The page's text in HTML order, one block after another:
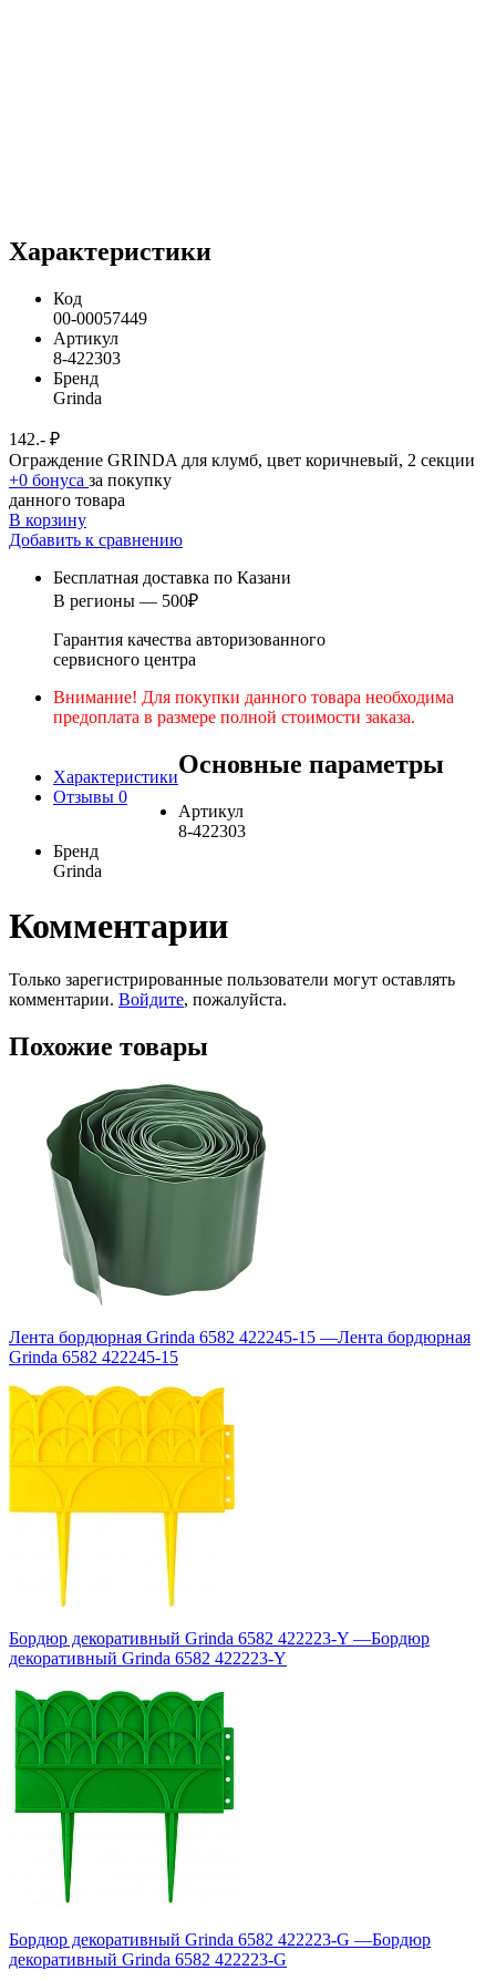
Характеристики
Код
00-00057449
Артикул
8-422303
Бренд
Grinda
142.- ₽
Ограждение GRINDA для клумб, цвет коричневый, 2 секции
+0 бонуса за покупку
данного товара
В корзину
Добавить к сравнению
Бесплатная доставка по Казани
В регионы — 500₽
Гарантия качества авторизованного
сервисного центра
Внимание! Для покупки данного товара необходима
предоплата в размере полной стоимости заказа.
Характеристики
Отзывы 0
Основные параметры
Артикул
8-422303
Бренд
Grinda
Комментарии
Только зарегистрированные пользователи могут оставлять
комментарии. Войдите, пожалуйста.
Похожие товары
Лента бордюрная Grinda 6582 422245-15 —Лента бордюрная
Grinda 6582 422245-15
Бордюр декоративный Grinda 6582 422223-Y —Бордюр
декоративный Grinda 6582 422223-Y
Бордюр декоративный Grinda 6582 422223-G —Бордюр
декоративный Grinda 6582 422223-G